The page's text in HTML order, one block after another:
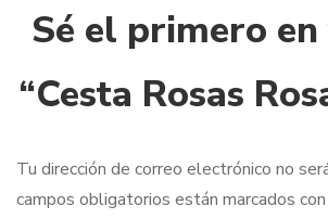
Sé el primero
“Cesta Rosas
Tu dirección de correo electrónico no
campos obligatorios están marcados con